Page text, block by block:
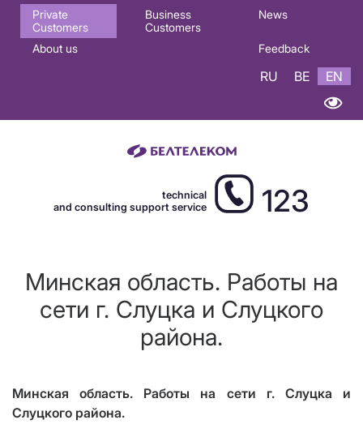
Основная
навигация
Private
Customers
Business
Customers
News
About us Feedback
RU BE EN
technical
and consulting support service
123
Минская область. Работы на
сети г. Слуцка и Слуцкого
района.
Минская область. Работы на сети г. Слуцка и
Слуцкого района.